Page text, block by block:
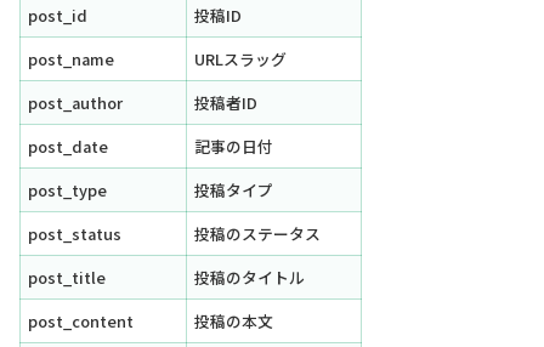
post_id
投稿ID
post_name
URLスラッグ
post_author
投稿者ID
post_date
記事の日付
post_type
投稿タイプ
post_status
投稿のステータス
post_title
投稿のタイトル
post_content
投稿の本文